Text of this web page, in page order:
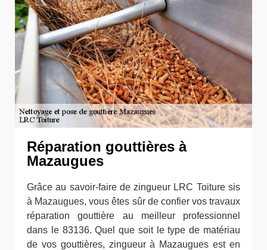
Réparation gouttières à
Mazaugues
Grâce au savoir-faire de zingueur LRC Toiture sis
à Mazaugues, vous êtes sûr de confier vos travaux
réparation gouttière au meilleur professionnel
dans le 83136. Quel que soit le type de matériau
de vos gouttières, zingueur à Mazaugues est en